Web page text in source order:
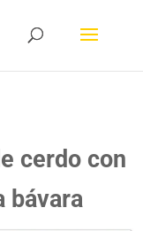
cerdo con
bávara